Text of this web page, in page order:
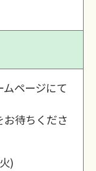
ページにて
待ちくださ
)